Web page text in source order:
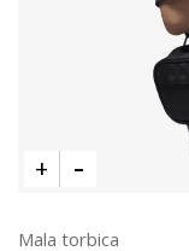
Mala torbica